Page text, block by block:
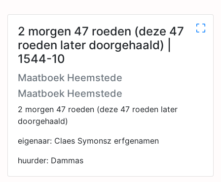
2 morgen 47 roeden (deze 47
roeden later doorgehaald) |
1544-10
Maatboek Heemstede
Maatboek Heemstede
2 morgen 47 roeden (deze 47 roeden later
doorgehaald)
eigenaar: Claes Symonsz erfgenamen
huurder: Dammas